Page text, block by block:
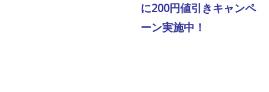
に200円値引きキャンペ
ーン実施中！